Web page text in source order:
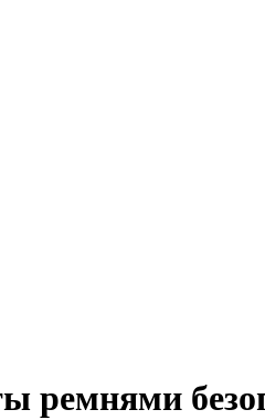
ремнями